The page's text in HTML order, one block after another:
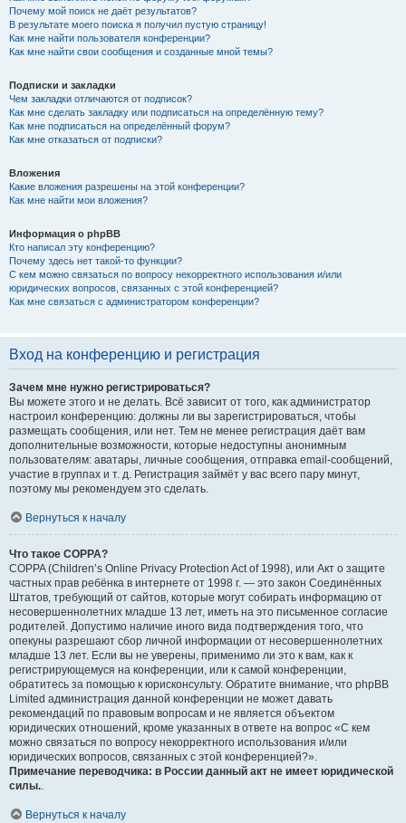
Почему мой поиск не даёт результатов?
В результате моего поиска я получил пустую страницу!
Как мне найти пользователя конференции?
Как мне найти свои сообщения и созданные мной темы?
Подписки и закладки
Чем закладки отличаются от подписок?
Как мне сделать закладку или подписаться на определённую тему?
Как мне подписаться на определённый форум?
Как мне отказаться от подписки?
Вложения
Какие вложения разрешены на этой конференции?
Как мне найти мои вложения?
Информация о phpBB
Кто написал эту конференцию?
Почему здесь нет такой-то функции?
С кем можно связаться по вопросу некорректного использования и/или
юридических вопросов, связанных с этой конференцией?
Как мне связаться с администратором конференции?
Вход на конференцию и регистрация
Зачем мне нужно регистрироваться?
Вы можете этого и не делать. Всё зависит от того, как администратор
настроил конференцию: должны ли вы зарегистрироваться, чтобы
размещать сообщения, или нет. Тем не менее регистрация даёт вам
дополнительные возможности, которые недоступны анонимным
пользователям: аватары, личные сообщения, отправка email-сообщений,
участие в группах и т. д. Регистрация займёт у вас всего пару минут,
поэтому мы рекомендуем это сделать.
Вернуться к началу
Что такое COPPA?
COPPA (Children’s Online Privacy Protection Act of 1998), или Акт о защите
частных прав ребёнка в интернете от 1998 г. — это закон Соединённых
Штатов, требующий от сайтов, которые могут собирать информацию от
несовершеннолетних младше 13 лет, иметь на это письменное согласие
родителей. Допустимо наличие иного вида подтверждения того, что
опекуны разрешают сбор личной информации от несовершеннолетних
младше 13 лет. Если вы не уверены, применимо ли это к вам, как к
регистрирующемуся на конференции, или к самой конференции,
обратитесь за помощью к юрисконсульту. Обратите внимание, что phpBB
Limited администрация данной конференции не может давать
рекомендаций по правовым вопросам и не является объектом
юридических отношений, кроме указанных в ответе на вопрос «С кем
можно связаться по вопросу некорректного использования и/или
юридических вопросов, связанных с этой конференцией?».
Примечание переводчика: в России данный акт не имеет юридической
силы..
Вернуться к началу